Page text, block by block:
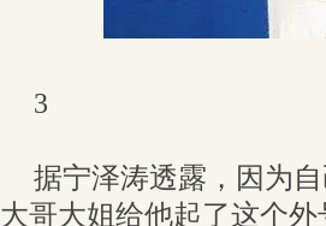
3
据宁泽涛透露，因为
大哥大姐给他起了这个